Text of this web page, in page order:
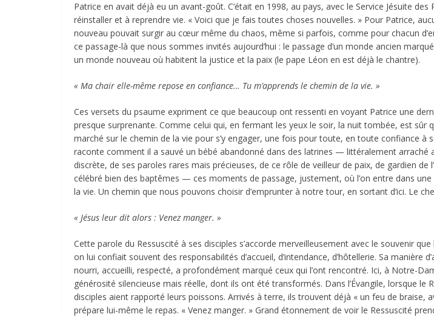
Patrice en avait déjà eu un avant-goût. C’était en 1998, au pays, avec le Service Jésuite
réinstaller et à reprendre vie. « Voici que je fais toutes choses nouvelles. » Pour Patrice,
nouveau pouvait surgir au cœur même du chaos, même si parfois, comme pour chacun
ce passage-là que nous sommes invités aujourd’hui : le passage d’un monde ancien
un monde nouveau où habitent la justice et la paix (le pape Léon en est déjà le chantre).
« Ma chair elle-même repose en confiance… Tu m’apprends le chemin de la vie. »
Ces versets du psaume expriment ce que beaucoup ont ressenti en voyant Patrice une
presque surprenante. Comme celui qui, en fermant les yeux le soir, la nuit tombée, est sûr
marché sur le chemin de la vie pour s’y engager, une fois pour toute, en toute confiance à
raconte comment il a sauvé un bébé abandonné dans des latrines — littéralement
discrète, de ses paroles rares mais précieuses, de ce rôle de veilleur de paix, de gardien
célébré bien des baptêmes — ces moments de passage, justement, où l’on entre dans
la vie. Un chemin que nous pouvons choisir d’emprunter à notre tour, en sortant d’ici. Le
« Jésus leur dit alors : Venez manger. »
Cette parole du Ressuscité à ses disciples s’accorde merveilleusement avec le souvenir
on lui confiait souvent des responsabilités d’accueil, d’intendance, d’hôtellerie. Sa
nourri, accueilli, respecté, a profondément marqué ceux qui l’ont rencontré. Ici, à Notre-
générosité silencieuse mais réelle, dont ils ont été transformés. Dans l’Évangile, lorsque
disciples aient rapporté leurs poissons. Arrivés à terre, ils trouvent déjà « un feu de braise,
prépare lui-même le repas. « Venez manger. » Grand étonnement de voir le Ressuscité